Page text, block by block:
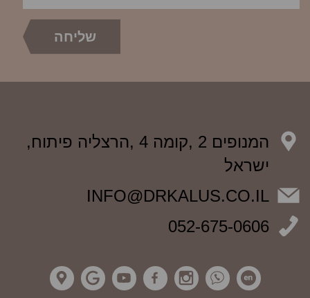
המנופים 2 ,קומה 4 ,הרצליה פיתוח,
ישראל
INFO@DRKALUS.CO.IL
052-675-0606